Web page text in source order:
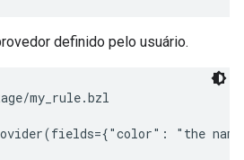
definido pelo usuário.
my_rule.bzl
"the